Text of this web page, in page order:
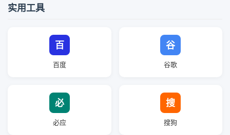
实用工具
百
百度
谷
谷歌
必
必应
搜
搜狗